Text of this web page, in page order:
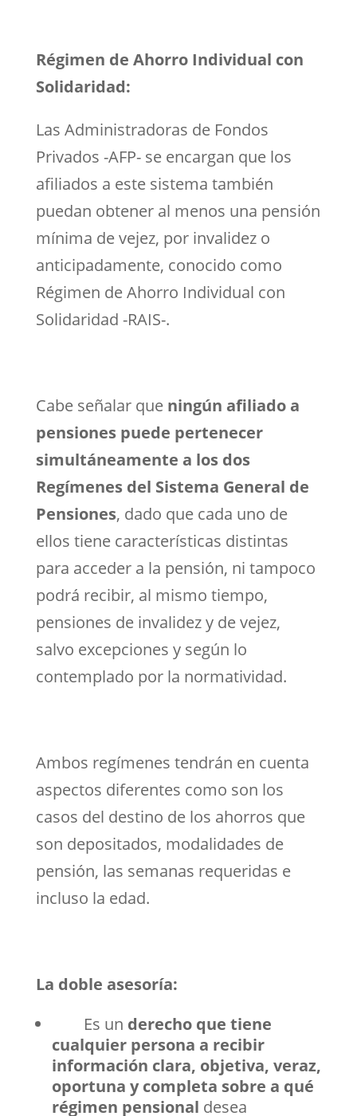
Régimen de Ahorro Individual con
Solidaridad:
Las Administradoras de Fondos
Privados -AFP- se encargan que los
afiliados a este sistema también
puedan obtener al menos una pensión
mínima de vejez, por invalidez o
anticipadamente, conocido como
Régimen de Ahorro Individual con
Solidaridad -RAIS-.
Cabe señalar que ningún afiliado a
pensiones puede pertenecer
simultáneamente a los dos
Regímenes del Sistema General de
Pensiones, dado que cada uno de
ellos tiene características distintas
para acceder a la pensión, ni tampoco
podrá recibir, al mismo tiempo,
pensiones de invalidez y de vejez,
salvo excepciones y según lo
contemplado por la normatividad.
Ambos regímenes tendrán en cuenta
aspectos diferentes como son los
casos del destino de los ahorros que
son depositados, modalidades de
pensión, las semanas requeridas e
incluso la edad.
La doble asesoría:
Es un derecho que tiene
cualquier persona a recibir
información clara, objetiva, veraz,
oportuna y completa sobre a qué
régimen pensional desea